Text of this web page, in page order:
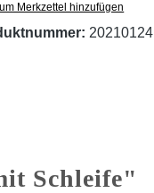
Merkzettel hinzufügen
20210124
Schleife"